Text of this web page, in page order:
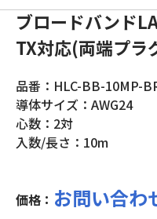
ブロードバンド
TX対応(両端プラ
品番：HLC-BB-10MP-
導体サイズ：AWG24
心数：2対
入数/長さ：10m
価格： お問い合わ